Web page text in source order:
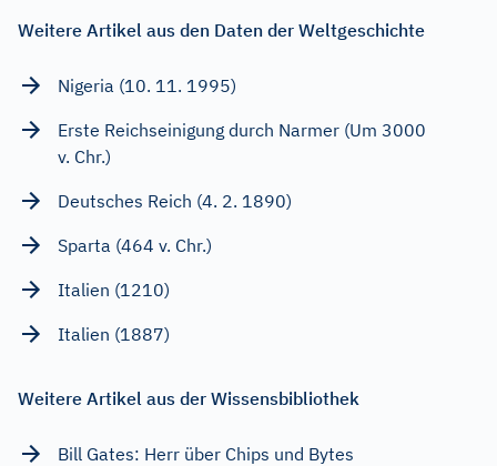
Weitere Artikel aus den Daten der Weltgeschichte
Nigeria (10. 11. 1995)
Erste Reichseinigung durch Narmer (Um 3000
v. Chr.)
Deutsches Reich (4. 2. 1890)
Sparta (464 v. Chr.)
Italien (1210)
Italien (1887)
Weitere Artikel aus der Wissensbibliothek
Bill Gates: Herr über Chips und Bytes